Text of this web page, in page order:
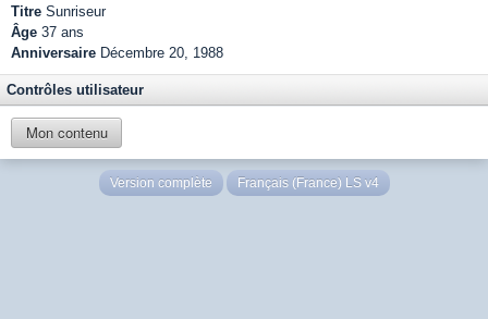
Titre Sunriseur
Âge 37 ans
Anniversaire Décembre 20, 1988
Contrôles utilisateur
Mon contenu
Version complète Français (France) LS v4